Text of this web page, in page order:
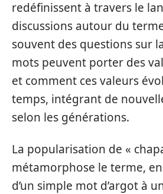
redéfinissent à travers le
discussions autour du
souvent des questions sur
mots peuvent porter des
et comment ces valeurs
temps, intégrant de
selon les générations.
La popularisation de «
métamorphose le terme,
d’un simple mot d’argot à